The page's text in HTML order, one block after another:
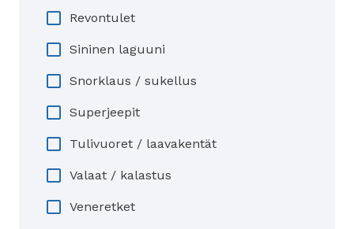
Revontulet
Sininen laguuni
Snorklaus / sukellus
Superjeepit
Tulivuoret / laavakentät
Valaat / kalastus
Veneretket